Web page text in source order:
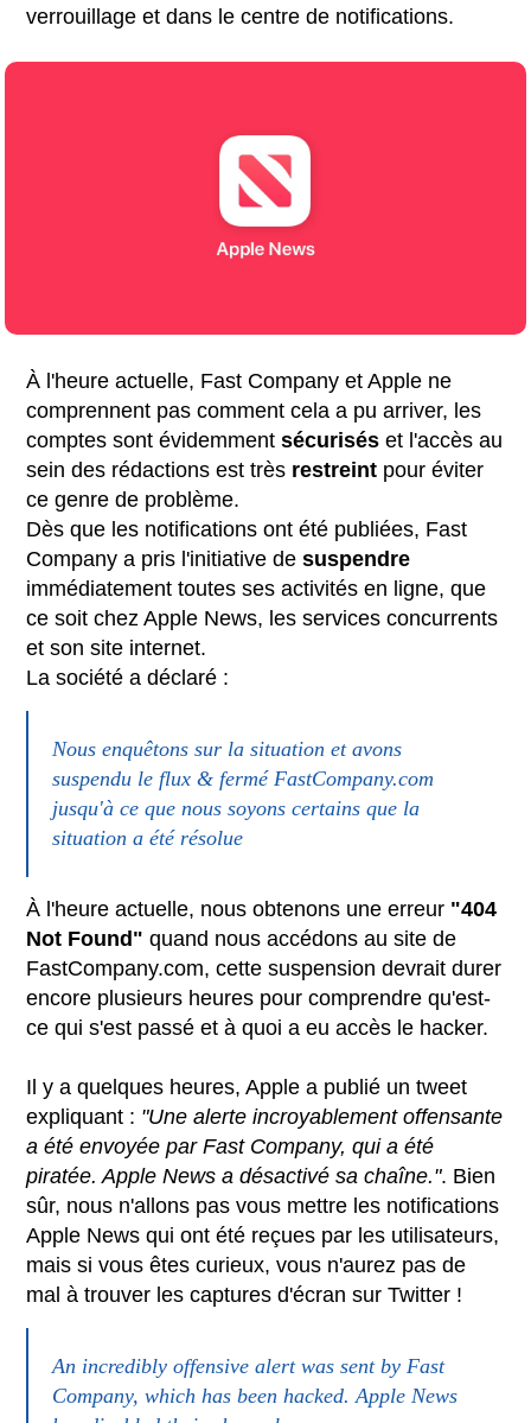
verrouillage et dans le centre de notifications.
À l'heure actuelle, Fast Company et Apple ne
comprennent pas comment cela a pu arriver, les
comptes sont évidemmentsécurisés et l'accès au
sein des rédactions est très restreint pour éviter
ce genre de problème.
Dès que les notifications ont été publiées, Fast
Company a pris l'initiative desuspendre
immédiatement toutes ses activités en ligne, que
ce soit chez Apple News, les services concurrents
et son site internet.
La société a déclaré :
Nous enquêtons sur la situation et avons
suspendu le flux & fermé FastCompany.com
jusqu'à ce que nous soyons certains que la
situation a été résolue
À l'heure actuelle, nous obtenons une erreur "404
Not Found" quand nous accédons au site de
FastCompany.com, cette suspension devrait durer
encore plusieurs heures pour comprendre qu'est-
ce qui s'est passé et à quoi a eu accès le hacker.
Il y a quelques heures, Apple a publié un tweet
expliquant : "Une alerte incroyablement offensante
a été envoyée par Fast Company, qui a été
piratée. Apple News a désactivé sa chaîne.". Bien
sûr, nous n'allons pas vous mettre les notifications
Apple News qui ont été reçues par les utilisateurs,
mais si vous êtes curieux, vous n'aurez pas de
mal à trouver les captures d'écran sur Twitter !
An incredibly offensive alert was sent by Fast
Company, which has been hacked. Apple News